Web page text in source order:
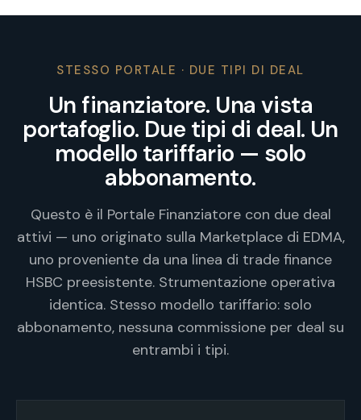
STESSO PORTALE · DUE TIPI DI DEAL
Un finanziatore. Una vista
portafoglio. Due tipi di deal. Un
modello tariffario — solo
abbonamento.
Questo è il Portale Finanziatore con due deal
attivi — uno originato sulla Marketplace di EDMA,
uno proveniente da una linea di trade finance
HSBC preesistente. Strumentazione operativa
identica. Stesso modello tariffario: solo
abbonamento, nessuna commissione per deal su
entrambi i tipi.